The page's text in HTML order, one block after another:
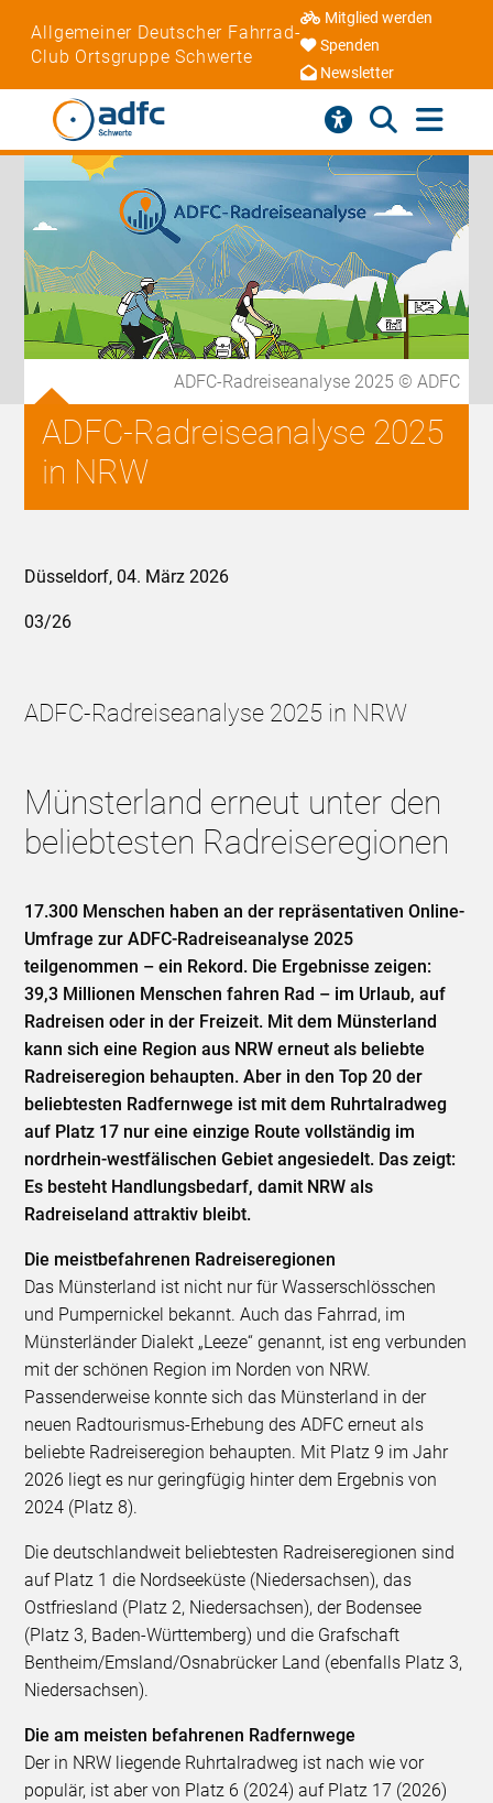
Allgemeiner Deutscher Fahrrad-
Club Ortsgruppe Schwerte
Mitglied werden
Spenden
Newsletter
ADFC-Radreiseanalyse 2025 © ADFC
ADFC-Radreiseanalyse 2025
in NRW
Düsseldorf, 04. März 2026
03/26
ADFC-Radreiseanalyse 2025 in NRW
Münsterland erneut unter den
beliebtesten Radreiseregionen
17.300 Menschen haben an der repräsentativen Online-
Umfrage zur ADFC-Radreiseanalyse 2025
teilgenommen – ein Rekord. Die Ergebnisse zeigen:
39,3 Millionen Menschen fahren Rad – im Urlaub, auf
Radreisen oder in der Freizeit. Mit dem Münsterland
kann sich eine Region aus NRW erneut als beliebte
Radreiseregion behaupten. Aber in den Top 20 der
beliebtesten Radfernwege ist mit dem Ruhrtalradweg
auf Platz 17 nur eine einzige Route vollständig im
nordrhein-westfälischen Gebiet angesiedelt. Das zeigt:
Es besteht Handlungsbedarf, damit NRW als
Radreiseland attraktiv bleibt.
Die meistbefahrenen Radreiseregionen
Das Münsterland ist nicht nur für Wasserschlösschen
und Pumpernickel bekannt. Auch das Fahrrad, im
Münsterländer Dialekt „Leeze“ genannt, ist eng verbunden
mit der schönen Region im Norden von NRW.
Passenderweise konnte sich das Münsterland in der
neuen Radtourismus-Erhebung des ADFC erneut als
beliebte Radreiseregion behaupten. Mit Platz 9 im Jahr
2026 liegt es nur geringfügig hinter dem Ergebnis von
2024 (Platz 8).
Die deutschlandweit beliebtesten Radreiseregionen sind
auf Platz 1 die Nordseeküste (Niedersachsen), das
Ostfriesland (Platz 2, Niedersachsen), der Bodensee
(Platz 3, Baden-Württemberg) und die Grafschaft
Bentheim/Emsland/Osnabrücker Land (ebenfalls Platz 3,
Niedersachsen).
Die am meisten befahrenen Radfernwege
Der in NRW liegende Ruhrtalradweg ist nach wie vor
populär, ist aber von Platz 6 (2024) auf Platz 17 (2026)